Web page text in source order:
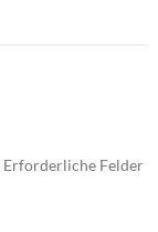
Erforderliche Felder